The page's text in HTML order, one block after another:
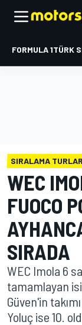
FORMULA 1TÜRK
SIRALAMA
WEC
FUOCO
SIRADA
WEC Imola 6
tamamlayan
Güven'in
Yoluç ise 10.